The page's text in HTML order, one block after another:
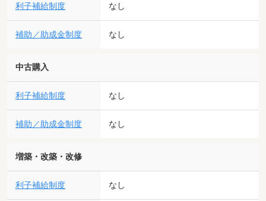
利子補給制度 なし
補助／助成金制度 なし
中古購入
利子補給制度 なし
補助／助成金制度 なし
増築・改築・改修
利子補給制度 なし